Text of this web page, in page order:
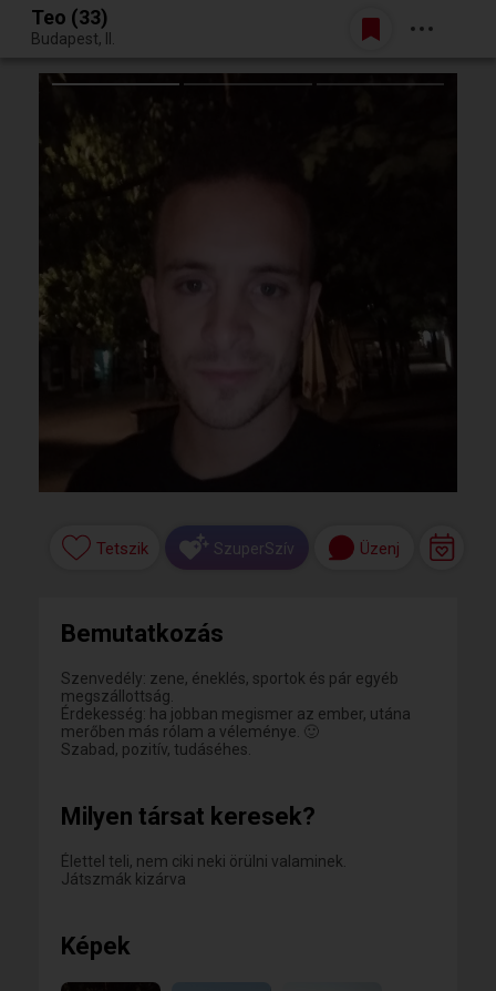
Egy jó randiból bármi lehet.
Belépés
Teo (33)
Budapest, II.
Tetszik SzuperSzív Üzenj
Bemutatkozás
Szenvedély: zene, éneklés, sportok és pár egyéb
megszállottság.
Érdekesség: ha jobban megismer az ember, utána
merőben más rólam a véleménye. 🙂
Szabad, pozitív, tudáséhes.
Milyen társat keresek?
Élettel teli, nem ciki neki örülni valaminek.
Játszmák kizárva
Képek